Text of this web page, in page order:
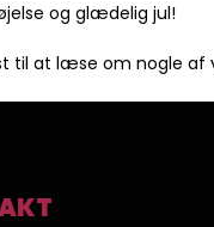
og glædelig jul!
til at læse om nogle af